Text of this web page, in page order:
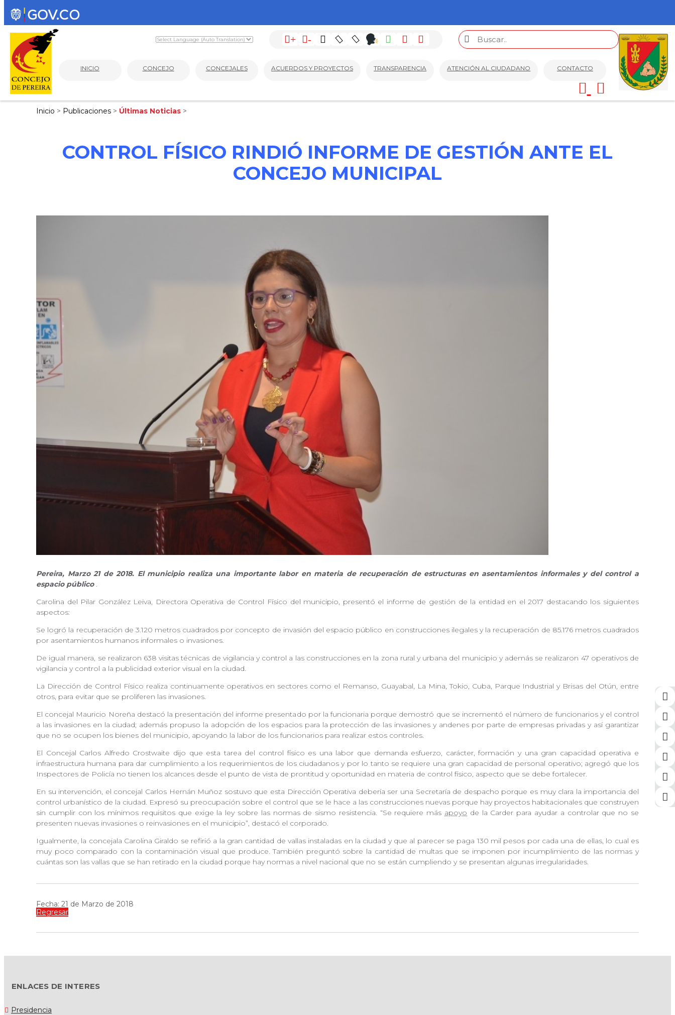
+ -
INICIO CONCEJO CONCEJALES ACUERDOS Y PROYECTOS TRANSPARENCIA ATENCIÓN AL CIUDADANO CONTACTO
Inicio > Publicaciones > Últimas Noticias >
CONTROL FÍSICO RINDIÓ INFORME DE GESTIÓN ANTE EL
CONCEJO MUNICIPAL
Pereira, Marzo 21 de 2018. El municipio realiza una importante labor en materia de recuperación de estructuras en asentamientos informales y del control a
espacio público .
Carolina del Pilar González Leiva, Directora Operativa de Control Físico del municipio, presentó el informe de gestión de la entidad en el 2017 destacando los siguientes
aspectos:
Se logró la recuperación de 3.120 metros cuadrados por concepto de invasión del espacio público en construcciones ilegales y la recuperación de 85.176 metros cuadrados
por asentamientos humanos informales o invasiones.
De igual manera, se realizaron 638 visitas técnicas de vigilancia y control a las construcciones en la zona rural y urbana del municipio y además se realizaron 47 operativos de
vigilancia y control a la publicidad exterior visual en la ciudad.
La Dirección de Control Físico realiza continuamente operativos en sectores como el Remanso, Guayabal, La Mina, Tokio, Cuba, Parque Industrial y Brisas del Otún, entre
otros, para evitar que se proliferen las invasiones.
El concejal Mauricio Noreña destacó la presentación del informe presentado por la funcionaria porque demostró que se incrementó el número de funcionarios y el control
a las invasiones en la ciudad; además propuso la adopción de los espacios para la protección de las invasiones y andenes por parte de empresas privadas y así garantizar
que no se ocupen los bienes del municipio, apoyando la labor de los funcionarios para realizar estos controles.
El Concejal Carlos Alfredo Crostwaite dijo que esta tarea del control físico es una labor que demanda esfuerzo, carácter, formación y una gran capacidad operativa e
infraestructura humana para dar cumplimiento a los requerimientos de los ciudadanos y por lo tanto se requiere una gran capacidad de personal operativo; agregó que los
Inspectores de Policía no tienen los alcances desde el punto de vista de prontitud y oportunidad en materia de control físico, aspecto que se debe fortalecer.
En su intervención, el concejal Carlos Hernán Muñoz sostuvo que esta Dirección Operativa debería ser una Secretaría de despacho porque es muy clara la importancia del
control urbanístico de la ciudad. Expresó su preocupación sobre el control que se le hace a las construcciones nuevas porque hay proyectos habitacionales que construyen
sin cumplir con los mínimos requisitos que exige la ley sobre las normas de sismo resistencia. “Se requiere más apoyo de la Carder para ayudar a controlar que no se
presenten nuevas invasiones o reinvasiones en el municipio”, destacó el corporado.
Igualmente, la concejala Carolina Giraldo se refirió a la gran cantidad de vallas instaladas en la ciudad y que al parecer se paga 130 mil pesos por cada una de ellas, lo cual es
muy poco comparado con la contaminación visual que produce. También preguntó sobre la cantidad de multas que se imponen por incumplimiento de las normas y
cuántas son las vallas que se han retirado en la ciudad porque hay normas a nivel nacional que no se están cumpliendo y se presentan algunas irregularidades.
Fecha: 21 de Marzo de 2018
Regresar
ENLACES DE INTERES
Presidencia